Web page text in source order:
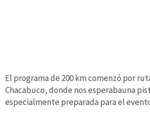
El programa de 200 km comenzó por
Chacabuco, donde nos esperabauna
especialmente preparada para el